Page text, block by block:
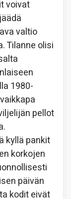
voivat
valtio
Tilanne olisi
1980-
pellot
kyllä pankit
korkojen
päivän
kodit eivät